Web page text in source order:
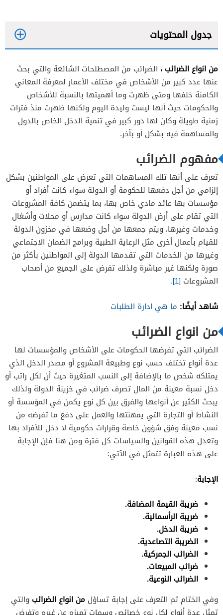
جدول المحتويات
من انواع الضرائب ، الضرائب من المصطلحات الشائعة والتي بحث
عنها عدد كبير من الأشخاص في مختلف الأعمار لمعرفة المعاني
الكامنة خلفها ومتى ظهرت وما أهميتها بالنسبة للأشخاص
والحكومات حيث أنها ليست وليدة اليوم ولكنها ظهرت منذ فترات
زمنية طويلة وكان لها دور كبير في تنمية الدخل الخاص بالدول
والمساهمة فيه بشكل أو بآخر.
مفهوم الضرائب
تعرف على أنها تلك المساهمات التي تعرض على المواطنين بشكل
إلزامي من أجل دفعها للحكومة أو الدولة سواء كانت أفراد أو
مؤسسات بها عائد مادي خاص بها، بما يتضمن كافة المشروعات
التي تقام على أرض الدولة سواء كانت مدارس أو محلات وأشغال
وخدمات وغيرها، ويتم جمعها من أجل وضعها في مخزون الدولة
للقيام بأعمال أخرى مثل الرعاية الطبية وبرامج الضمان الاجتماعي
وغيرها من الخدمات التي تقدمها الدولة إلى المواطنين بأكثر من
صورة ولكنها غير مباشرة ولذلك تفرض على الجميع من أصحاب
المشروعات [1].
شاهد أيضًا: ما هي ادارة الطلبات
من انواع الضرائب
الضرائب التي تفرضها الحكومات على الأشخاص والمؤسسات لها
عدة أنواع تختلف حسب نوع وطبيعة المشروع أو مصدر الدخل الذي
يمتلكه شخص ما بالإضافة إلى النسب المتغيرة حيث أن لكل راتب أو
دخل نسبة معينة من المال تصرف ضرائب في خزينة الدولة ولذلك
يبحث الكثير عن أنواعها والفرق بين كل نوع يكمن في المؤسسة أو
النشاط أو التجارة التي يمهنتها والعمل على دفع ما تفرضه من
نسب معينة وفق شؤون خاصة وقرارات حكومية لا دخل للأفراد بها
وتعدل هذه القوانين والسياسات كل فترة ومن هنا فإن الإجابة
على هذه العبارة تتمثل في الآتي:
الإجابة:
ضريبة القيمة المضافة.
ضريبة الرأسمالية.
ضريبة الدخل.
الضريبة التصاعدية.
الضرائب الجمركية.
ضرائب المبيعات.
الضرائب النوعية.
وفي الختام تم التعرف على إجابة تساؤل من انواع الضرائب والتي